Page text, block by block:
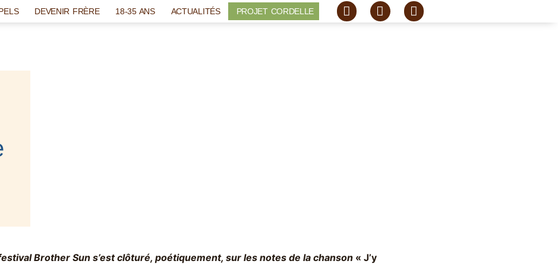
DEVENIR FRÈRE 18-35 ANS ACTUALITÉS PROJET CORDELLE
Brother Sun s’est clôturé, poétiquement, sur les notes de la chanson « J’y